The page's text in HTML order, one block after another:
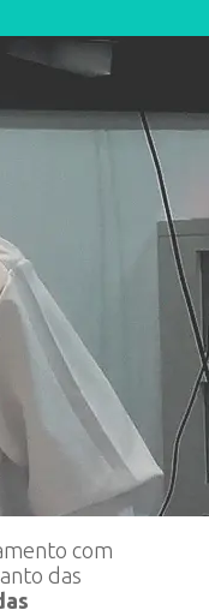
com
das